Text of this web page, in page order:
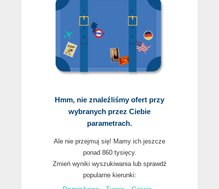
Hmm, nie znaleźliśmy ofert przy
wybranych przez Ciebie
parametrach.
Ale nie przejmuj się! Mamy ich jeszcze
ponad 860 tysięcy.
Zmień wyniki wyszukiwania lub sprawdź
popularne kierunki: